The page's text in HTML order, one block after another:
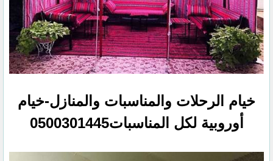
خيام الرحلات والمناسبات والمنازل-خيام
أوروبية لكل المناسبات0500301445